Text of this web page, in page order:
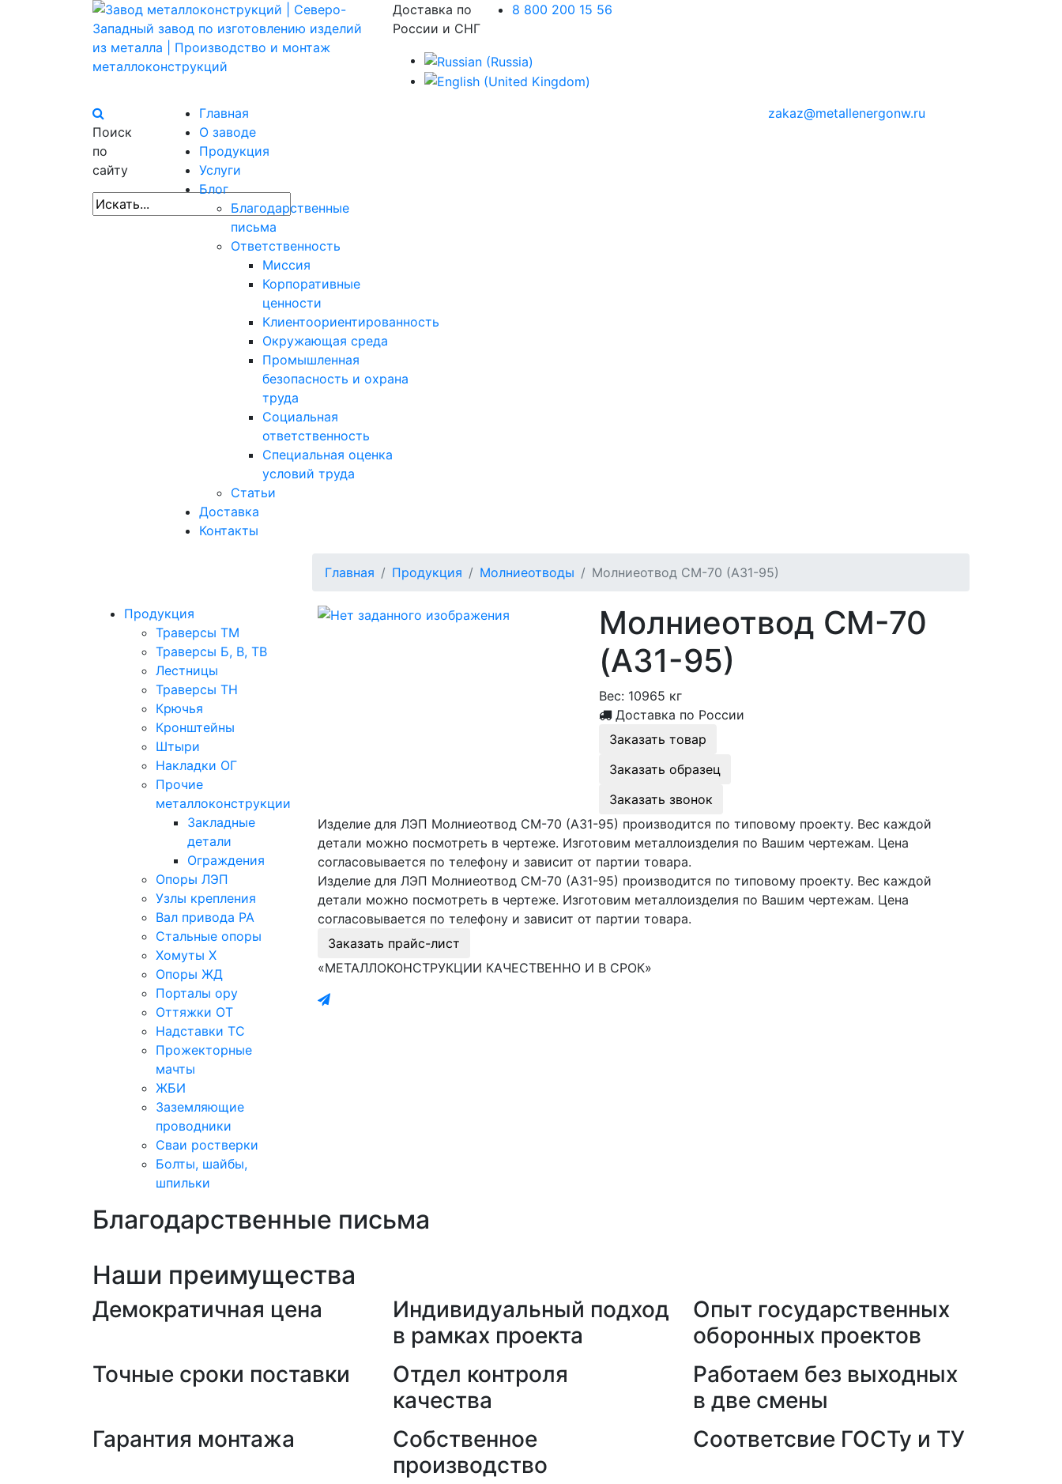
Доставка по
России и СНГ
8 800 200 15 56
Поиск
по
сайту
Главная
О заводе
Продукция
Услуги
Блог
Благодарственные
письма
Ответственность
Миссия
Корпоративные
ценности
Клиентоориентированность
Окружающая среда
Промышленная
безопасность и охрана
труда
Социальная
ответственность
Специальная оценка
условий труда
Статьи
Доставка
Контакты
zakaz@metallenergonw.ru
Главная Продукция Молниеотводы Молниеотвод СМ-70 (А31-95)
Продукция
Траверсы ТМ
Траверсы Б, В, ТВ
Лестницы
Траверсы ТН
Крючья
Кронштейны
Штыри
Накладки ОГ
Прочие
металлоконструкции
Закладные
детали
Ограждения
Опоры ЛЭП
Узлы крепления
Вал привода РА
Стальные опоры
Хомуты Х
Опоры ЖД
Порталы ору
Оттяжки ОТ
Надставки ТС
Прожекторные
мачты
ЖБИ
Заземляющие
проводники
Сваи ростверки
Болты, шайбы,
шпильки
Молниеотвод СМ-70
(А31-95)
Вес: 10965 кг
Доставка по России
Заказать товар
Заказать образец
Заказать звонок
Изделие для ЛЭП Молниеотвод СМ-70 (А31-95) производится по типовому проекту. Вес каждой
детали можно посмотреть в чертеже. Изготовим металлоизделия по Вашим чертежам. Цена
согласовывается по телефону и зависит от партии товара.
Изделие для ЛЭП Молниеотвод СМ-70 (А31-95) производится по типовому проекту. Вес каждой
детали можно посмотреть в чертеже. Изготовим металлоизделия по Вашим чертежам. Цена
согласовывается по телефону и зависит от партии товара.
Заказать прайс-лист
«МЕТАЛЛОКОНСТРУКЦИИ КАЧЕСТВЕННО И В СРОК»
Благодарственные письма
Наши преимущества
Демократичная цена
Индивидуальный подход
в рамках проекта
Опыт государственных
оборонных проектов
Точные сроки поставки
Отдел контроля
качества
Работаем без выходных
в две смены
Гарантия монтажа
Собственное
производство
Соответсвие ГОСТу и ТУ